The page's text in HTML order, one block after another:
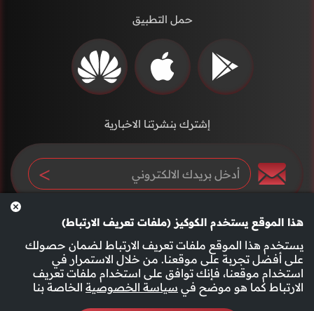
هذا الموقع يستخدم الكوكيز (ملفات تعريف الارتباط)
يستخدم هذا الموقع ملفات تعريف الارتباط لضمان حصولك
على أفضل تجربة على موقعنا. من خلال الاستمرار في
استخدام موقعنا، فإنك توافق على استخدام ملفات تعريف
الارتباط كما هو موضح في سياسة الخصوصية الخاصة بنا
حمل التطبيق
إشترك بنشرتنا الاخبارية
سياسة الخصوصية الأحكام والشروط